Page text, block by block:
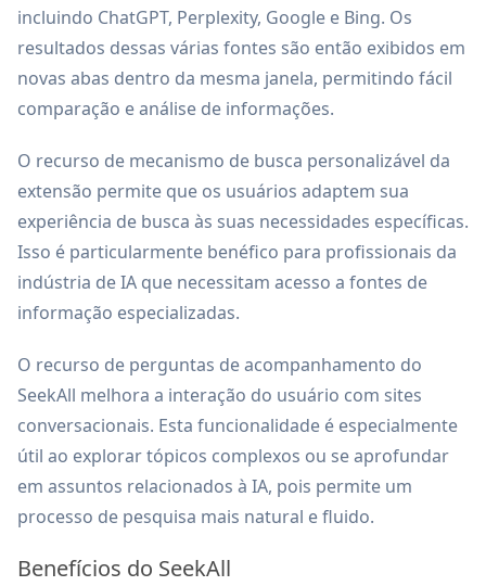
incluindo ChatGPT, Perplexity, Google e Bing. Os
resultados dessas várias fontes são então exibidos em
novas abas dentro da mesma janela, permitindo fácil
comparação e análise de informações.
O recurso de mecanismo de busca personalizável da
extensão permite que os usuários adaptem sua
experiência de busca às suas necessidades específicas.
Isso é particularmente benéfico para profissionais da
indústria de IA que necessitam acesso a fontes de
informação especializadas.
O recurso de perguntas de acompanhamento do
SeekAll melhora a interação do usuário com sites
conversacionais. Esta funcionalidade é especialmente
útil ao explorar tópicos complexos ou se aprofundar
em assuntos relacionados à IA, pois permite um
processo de pesquisa mais natural e fluido.
Benefícios do SeekAll